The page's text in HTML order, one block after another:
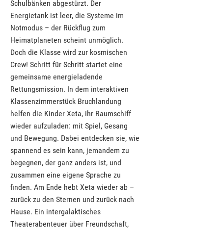
Schulbänken abgestürzt. Der
Energietank ist leer, die Systeme im
Notmodus – der Rückflug zum
Heimatplaneten scheint unmöglich.
Doch die Klasse wird zur kosmischen
Crew! Schritt für Schritt startet eine
gemeinsame energieladende
Rettungsmission. In dem interaktiven
Klassenzimmerstück Bruchlandung
helfen die Kinder Xeta, ihr Raumschiff
wieder aufzuladen: mit Spiel, Gesang
und Bewegung. Dabei entdecken sie, wie
spannend es sein kann, jemandem zu
begegnen, der ganz anders ist, und
zusammen eine eigene Sprache zu
finden. Am Ende hebt Xeta wieder ab –
zurück zu den Sternen und zurück nach
Hause. Ein intergalaktisches
Theaterabenteuer über Freundschaft,